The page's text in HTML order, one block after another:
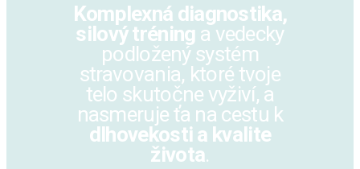
Komplexná diagnostika,
silový tréning a vedecky
podložený systém
stravovania, ktoré tvoje
telo skutočne vyživí, a
nasmeruje ťa na cestu k
dlhovekosti a kvalite
života.